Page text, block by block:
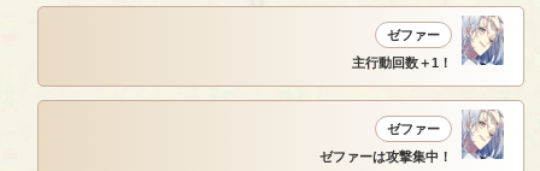
ゼファー
主行動回数＋1！
ゼファー
ゼファーは攻撃集中！